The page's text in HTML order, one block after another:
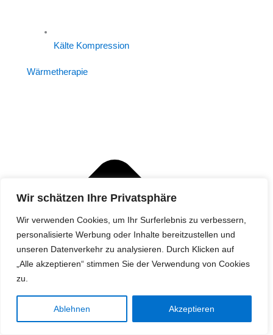
Wir schätzen Ihre Privatsphäre
Wir verwenden Cookies, um Ihr Surferlebnis zu verbessern,
personalisierte Werbung oder Inhalte bereitzustellen und
unseren Datenverkehr zu analysieren. Durch Klicken auf
„Alle akzeptieren“ stimmen Sie der Verwendung von Cookies
zu.
Ablehnen Akzeptieren
Kälte Kompression
Wärmetherapie